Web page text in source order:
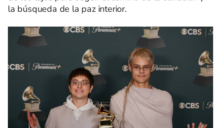
la búsqueda de la paz interior.